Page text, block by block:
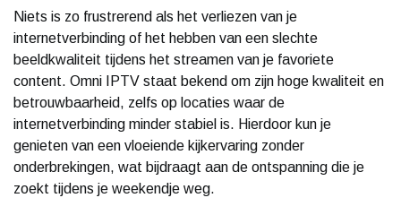
Niets is zo frustrerend als het verliezen van je
internetverbinding of het hebben van een slechte
beeldkwaliteit tijdens het streamen van je favoriete
content. Omni IPTV staat bekend om zijn hoge kwaliteit en
betrouwbaarheid, zelfs op locaties waar de
internetverbinding minder stabiel is. Hierdoor kun je
genieten van een vloeiende kijkervaring zonder
onderbrekingen, wat bijdraagt aan de ontspanning die je
zoekt tijdens je weekendje weg.